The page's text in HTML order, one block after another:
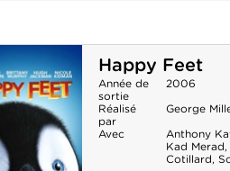
Happy Feet
Année de
sortie
2006
Réalisé
par
George
Avec
Anthony
Kad Merad,
Cotillard,